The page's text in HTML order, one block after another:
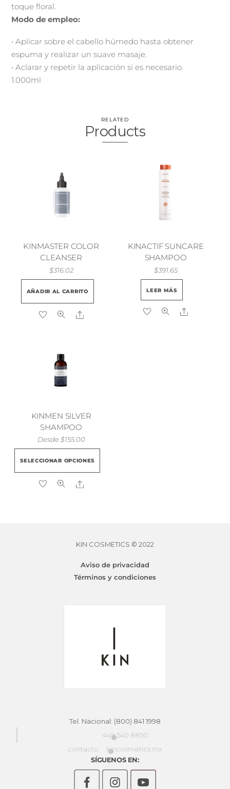
toque floral.
Modo de empleo:
• Aplicar sobre el cabello húmedo hasta obtener
espuma y realizar un suave masaje.
• Aclarar y repetir la aplicación si es necesario.
1.000ml
RELATED
Products
KINMASTER COLOR
CLEANSER
$316.02
AÑADIR AL CARRITO
Share
KINACTIF SUNCARE
SHAMPOO
$391.65
LEER MÁS
Share
KINMEN SILVER
SHAMPOO
Desde $155.00
SELECCIONAR OPCIONES
se
elegir
en
Share
KINMASTER DEEP CLEANSING SHAMPOO
KIN COSMETICS © 2022
Aviso de privacidad
Términos y condiciones
Tel. Nacional: (800) 841 1998
449 540 8850
contacto
kincosmetics.mx
SÍGUENOS EN: